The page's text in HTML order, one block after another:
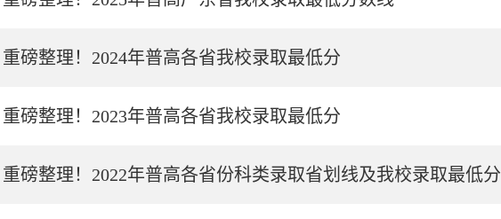
重磅整理！2024年普高各省我校录取最低分
重磅整理！2023年普高各省我校录取最低分
重磅整理！2022年普高各省份科类录取省划线及我校录取最低分